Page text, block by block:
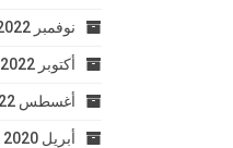
نوفمبر 2022
أكتوبر 2022
أغسطس 2022
أبريل 2020